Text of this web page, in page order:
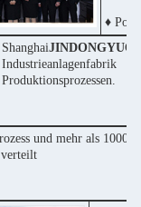
♦
ShanghaiJINDONGYU
Produktionsprozessen.
und mehr als 1000
verteilt